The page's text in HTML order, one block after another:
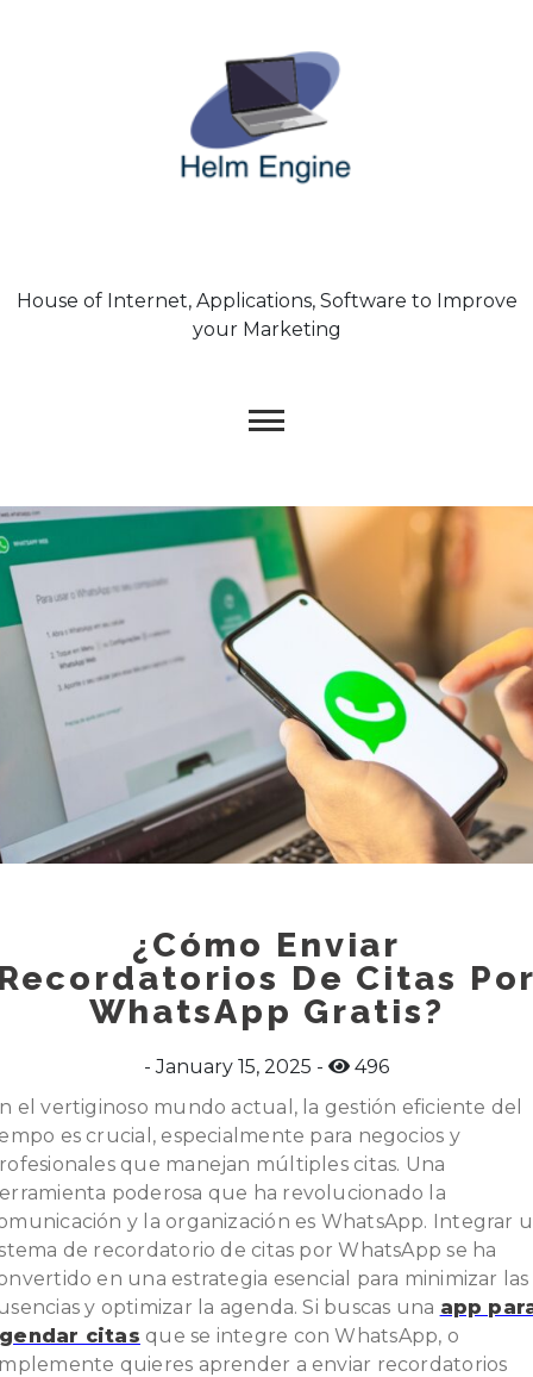
House of Internet, Applications, Software to Improve
your Marketing
¿Cómo Enviar
De Citas
WhatsApp Gratis?
January 15, 2025
496
el vertiginoso mundo actual, la gestión eficiente del
es crucial, especialmente para negocios y
que manejan múltiples citas. Una
poderosa que ha revolucionado la
y la organización es WhatsApp. Integrar
de recordatorio de citas por WhatsApp se ha
en una estrategia esencial para minimizar las
y optimizar la agenda. Si buscas una app
citas que se integre con WhatsApp, o
quieres aprender a enviar recordatorios